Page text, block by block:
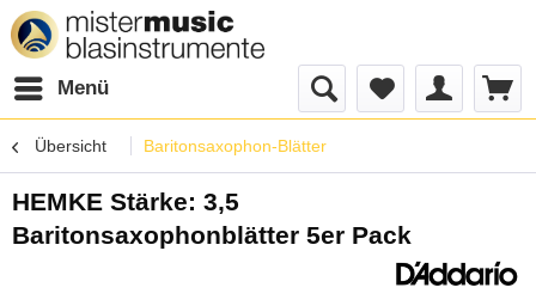
Menü
Übersicht Baritonsaxophon-Blätter
HEMKE Stärke: 3,5
Baritonsaxophonblätter 5er Pack